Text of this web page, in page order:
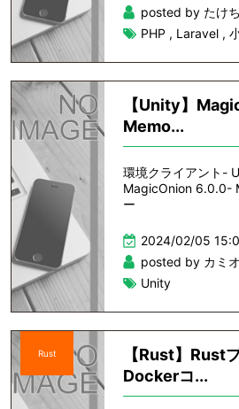
posted by たけ
PHP , Laravel,
【Unity】
Memo...
環境クライアント-
MagicOnion 6.0.0-
ー
2024/02/05
posted by カミオ
Unity
Rust
【Rust】Rust
Dockerコ...